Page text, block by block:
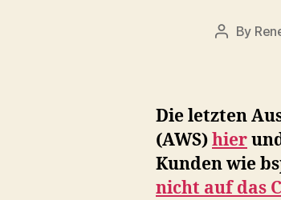
Post
By
Die letzten
(AWS)hier
Kunden wie
nicht auf das